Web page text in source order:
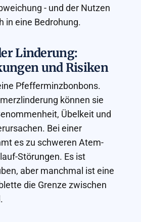
- und der Nutzen
in eine Bedrohung.
Linderung:
und Risiken
Pfefferminzbonbons.
können sie
Übelkeit und
Bei einer
es zu schweren Atem-
Störungen. Es ist
aber manchmal ist eine
die Grenze zwischen